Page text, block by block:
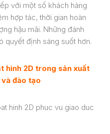
với một số khách hàng
hợp tác, thời gian hoàn
hậu mãi. Những đánh
quyết định sáng suốt hơn.
hình 2D trong sản xuất
đào tạo